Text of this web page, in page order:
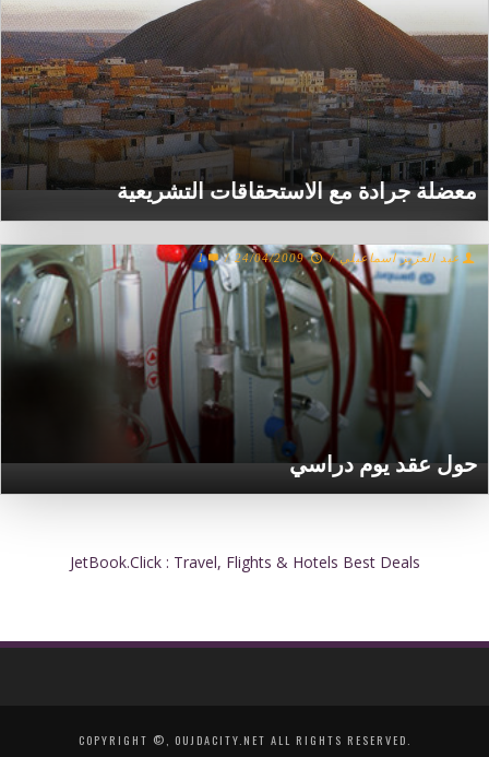
معضلة جرادة مع الاستحقاقات التشريعية
حول عقد يوم دراسي
عبد العزيز اسماعيلي /
24/04/2009
/
1
JetBook.Click : Travel, Flights & Hotels Best Deals
COPYRIGHT ©, OUJDACITY.NET ALL RIGHTS RESERVED.